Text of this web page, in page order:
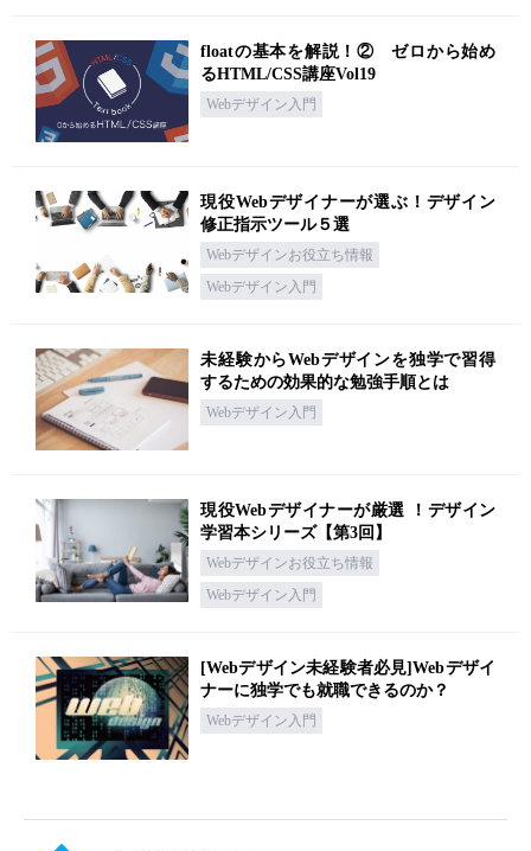
floatの基本を解説！② ゼロから始め
るHTML/CSS講座Vol19
Webデザイン入門
現役Webデザイナーが選ぶ！デザイン
修正指示ツール５選
Webデザインお役立ち情報
Webデザイン入門
未経験からWebデザインを独学で習得
するための効果的な勉強手順とは
Webデザイン入門
現役Webデザイナーが厳選 ！デザイン
学習本シリーズ【第3回】
Webデザインお役立ち情報
Webデザイン入門
[Webデザイン未経験者必見]Webデザイ
ナーに独学でも就職できるのか？
Webデザイン入門